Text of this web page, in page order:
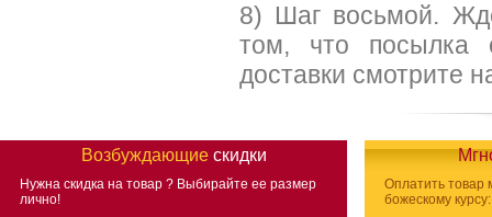
8) Шаг восьмой.
том, что посылка
доставки смотрите
Возбуждающиескидки
Нужна скидка на товар ? Выбирайте ее размер
лично!
Оплатить товар
божескому курсу: